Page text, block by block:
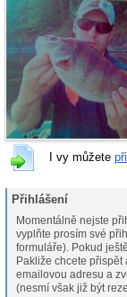
I vy můžete
Přihlášení
Momentálně nejste
vyplňte prosím své
formuláře).
Pakliže chcete přispět
emailovou adresu a
(nesmí však již být